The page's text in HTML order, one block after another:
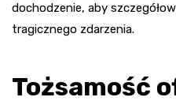
dochodzenie, aby
tragicznego zdarzenia.
Tożsamość